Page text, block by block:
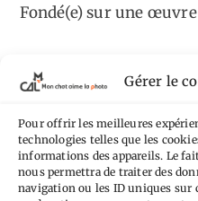
Gérer le
Pour offrir les meilleures
technologies telles que les
informations des appareils. Le
nous permettra de traiter des
navigation ou les ID uniques sur
Fondé(e) sur une
Tags
AilleursAimez-vous